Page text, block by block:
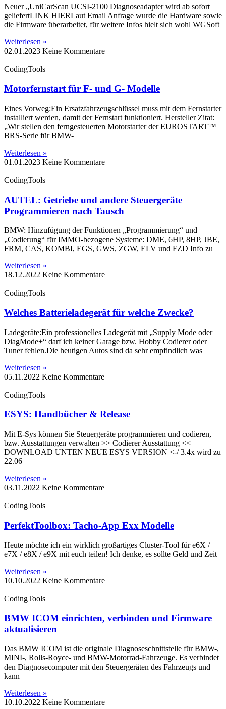
Neuer „UniCarScan UCSI-2100 Diagnoseadapter wird ab sofort
geliefertLINK HIERLaut Email Anfrage wurde die Hardware sowie
die Firmware überarbeitet, für weitere Infos hielt sich wohl WGSoft
Weiterlesen »
02.01.2023 Keine Kommentare
CodingTools
Motorfernstart für F- und G- Modelle
Eines Vorweg:Ein Ersatzfahrzeugschlüssel muss mit dem Fernstarter
installiert werden, damit der Fernstart funktioniert. Hersteller Zitat:
„Wir stellen den ferngesteuerten Motorstarter der EUROSTART™
BRS-Serie für BMW-
Weiterlesen »
01.01.2023 Keine Kommentare
CodingTools
AUTEL: Getriebe und andere Steuergeräte
Programmieren nach Tausch
BMW: Hinzufügung der Funktionen „Programmierung“ und
„Codierung“ für IMMO-bezogene Systeme: DME, 6HP, 8HP, JBE,
FRM, CAS, KOMBI, EGS, GWS, ZGW, ELV und FZD Info zu
Weiterlesen »
18.12.2022 Keine Kommentare
CodingTools
Welches Batterieladegerät für welche Zwecke?
Ladegeräte:Ein professionelles Ladegerät mit „Supply Mode oder
DiagMode+“ darf ich keiner Garage bzw. Hobby Codierer oder
Tuner fehlen.Die heutigen Autos sind da sehr empfindlich was
Weiterlesen »
05.11.2022 Keine Kommentare
CodingTools
ESYS: Handbücher & Release
Mit E-Sys können Sie Steuergeräte programmieren und codieren,
bzw. Ausstattungen verwalten >> Codierer Ausstattung <<
DOWNLOAD UNTEN NEUE ESYS VERSION <-/ 3.4x wird zu
22.06
Weiterlesen »
03.11.2022 Keine Kommentare
CodingTools
PerfektToolbox: Tacho-App Exx Modelle
Heute möchte ich ein wirklich großartiges Cluster-Tool für e6X /
e7X / e8X / e9X mit euch teilen! Ich denke, es sollte Geld und Zeit
Weiterlesen »
10.10.2022 Keine Kommentare
CodingTools
BMW ICOM einrichten, verbinden und Firmware
aktualisieren
Das BMW ICOM ist die originale Diagnoseschnittstelle für BMW-,
MINI-, Rolls-Royce- und BMW-Motorrad-Fahrzeuge. Es verbindet
den Diagnosecomputer mit den Steuergeräten des Fahrzeugs und
kann –
Weiterlesen »
10.10.2022 Keine Kommentare